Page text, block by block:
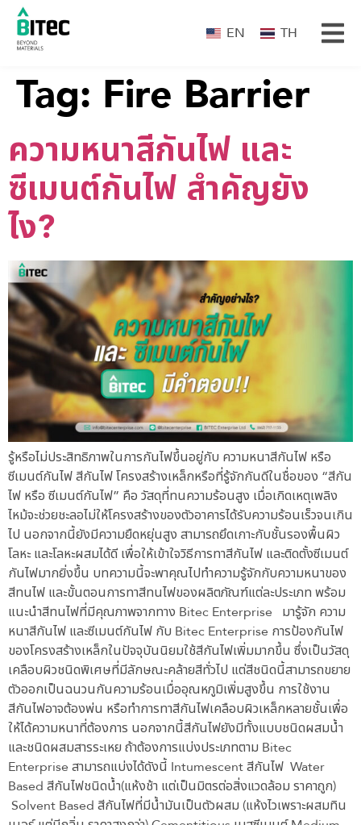
EN TH
Tag: Fire Barrier
ความหนาสีกันไฟ และ
ซีเมนต์กันไฟ สำคัญยัง
ไง?
รู้หรือไม่ประสิทธิภาพในการกันไฟขึ้นอยู่กับ ความหนาสีกันไฟ หรือ
ซีเมนต์กันไฟ สีกันไฟ โครงสร้างเหล็กหรือที่รู้จักกันดีในชื่อของ “สีกัน
ไฟ หรือ ซีเมนต์กันไฟ” คือ วัสดุที่ทนความร้อนสูง เมื่อเกิดเหตุเพลิง
ไหม้จะช่วยชะลอไม่ให้โครงสร้างของตัวอาคารได้รับความร้อนเร็วจนเกิน
ไป นอกจากนี้ยังมีความยืดหยุ่นสูง สามารถยึดเกาะกับชั้นรองพื้นผิว
โลหะ และโลหะผสมได้ดี เพื่อให้เข้าใจวิธีการทาสีกันไฟ และติดตั้งซีเมนต์
กันไฟมากยิ่งขึ้น บทความนี้จะพาคุณไปทำความรู้จักกับความหนาของ
สีทนไฟ และขั้นตอนการทาสีทนไฟของผลิตภัณฑ์แต่ละประเภท พร้อม
แนะนำสีทนไฟที่มีคุณภาพจากทาง Bitec Enterprise มารู้จัก ความ
หนาสีกันไฟ และซีเมนต์กันไฟ กับ Bitec Enterprise การป้องกันไฟ
ของโครงสร้างเหล็กในปัจจุบันนิยมใช้สีกันไฟเพิ่มมากขึ้น ซึ่งเป็นวัสดุ
เคลือบผิวชนิดพิเศษที่มีลักษณะคล้ายสีทั่วไป แต่สีชนิดนี้สามารถขยาย
ตัวออกเป็นฉนวนกันความร้อนเมื่ออุณหภูมิเพิ่มสูงขึ้น การใช้งาน
สีกันไฟอาจต้องพ่น หรือทำการทาสีกันไฟเคลือบผิวเหล็กหลายชั้นเพื่อ
ให้ได้ความหนาที่ต้องการ นอกจากนี้สีกันไฟยังมีทั้งแบบชนิดผสมน้ำ
และชนิดผสมสารระเหย ถ้าต้องการแบ่งประเภทตาม Bitec
Enterprise สามารถแบ่งได้ดังนี้ Intumescent สีกันไฟ Water
Based สีกันไฟชนิดน้ำ(แห้งช้า แต่เป็นมิตรต่อสิ่งแวดล้อม ราคาถูก)
Solvent Based สีกันไฟที่มีน้ำมันเป็นตัวผสม (แห้งไวเพราะผสมทิน